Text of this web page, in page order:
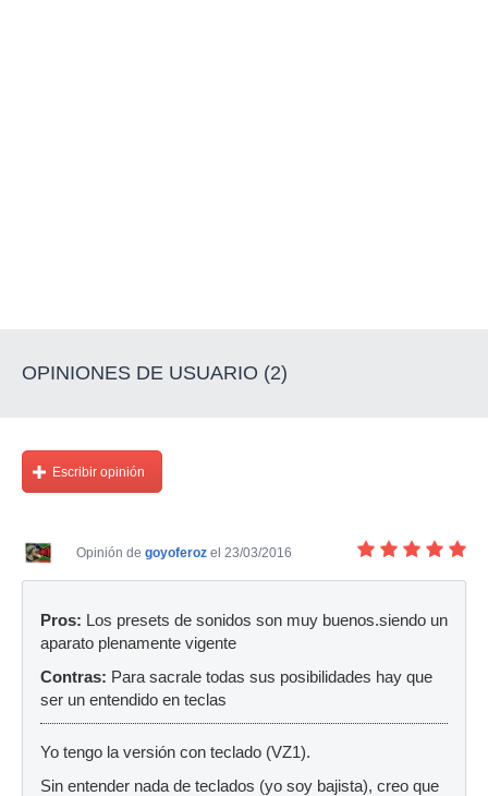
OPINIONES DE USUARIO (2)
Escribir opinión
Opinión de goyoferoz el 23/03/2016
Pros: Los presets de sonidos son muy buenos.siendo un
aparato plenamente vigente
Contras: Para sacrale todas sus posibilidades hay que
ser un entendido en teclas
Yo tengo la versión con teclado (VZ1).
Sin entender nada de teclados (yo soy bajista), creo que